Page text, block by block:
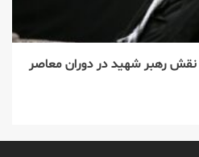
نقش رهبر شهید در دوران معاصر